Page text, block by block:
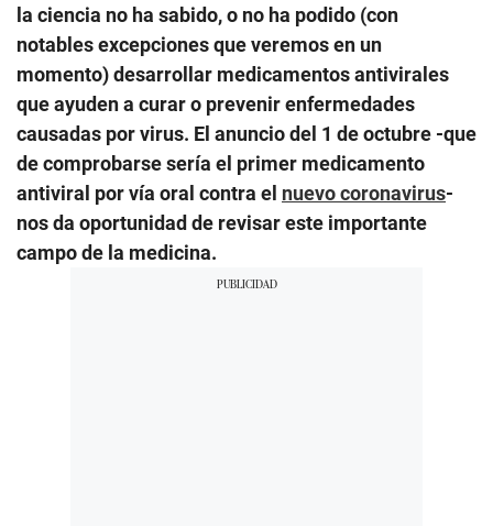
la ciencia no ha sabido, o no ha podido (con
notables excepciones que veremos en un
momento) desarrollar medicamentos antivirales
que ayuden a curar o prevenir enfermedades
causadas por virus. El anuncio del 1 de octubre -que
de comprobarse sería el primer medicamento
antiviral por vía oral contra el nuevo coronavirus-
nos da oportunidad de revisar este importante
campo de la medicina.